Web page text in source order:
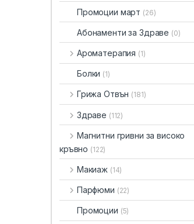
Промоции март (26)
Абонаменти за Здраве (0)
Ароматерапия (1)
Болки (1)
Грижа Отвън (181)
Здраве (112)
Магнитни гривни за високо
кръвно (122)
Макиаж (14)
Парфюми (22)
Промоции (5)